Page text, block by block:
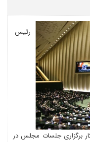
رئیس
برگزاری جلسات مجلس در